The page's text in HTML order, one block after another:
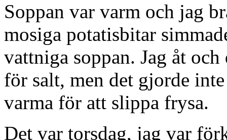
Soppan var varm och jag
mosiga potatisbitar
vattniga soppan. Jag åt
för salt, men det gjorde
varma för att slippa frysa.
Det var torsdag, jag var